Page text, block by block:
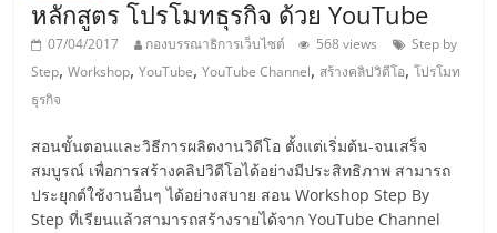
แฟ
รน
ไชส์"
"ศูนย์
หลักสูตร โปรโมทธุรกิจ ด้วย YouTube
07/04/2017 กองบรรณาธิการเว็บไซต์ 568 views
Step by
Step,Workshop,YouTube,YouTube Channel, สร้างคลิปวิดีโอ,โปรโมท
ธุรกิจ
สอนขั้นตอนและวิธีการผลิตงานวิดีโอ ตั้งแต่เริ่มต้น-จนเสร็จ
สมบูรณ์ เพื่อการสร้างคลิปวิดีโอได้อย่างมีประสิทธิภาพ สามารถ
ประยุกต์ใช้งานอื่นๆ ได้อย่างสบาย สอน Workshop Step By
Step ที่เรียนแล้วสามารถสร้างรายได้จาก YouTube Channel